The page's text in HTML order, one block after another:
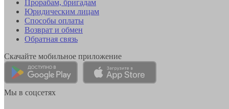
Прорабам, бригадам
Юридическим лицам
Способы оплаты
Возврат и обмен
Обратная связь
Скачайте мобильное приложение
Мы в соцсетях